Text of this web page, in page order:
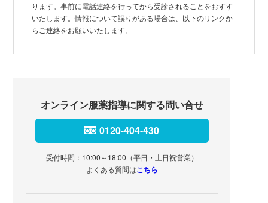
ります。事前に電話連絡を行ってから受診されることをおすす
いたします。情報について誤りがある場合は、以下のリンクか
らご連絡をお願いいたします。
オンライン服薬指導に関する問い合せ
0120-404-430
受付時間：10:00～18:00（平日・土日祝営業）
よくある質問はこちら